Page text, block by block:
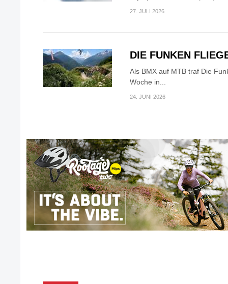
27. JULI 2026
DIE FUNKEN
Als BMX auf MTB traf Die
Woche in...
24. JUNI 2026